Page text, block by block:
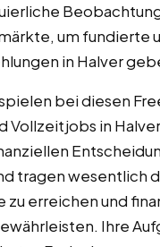
um fundierte
in Halver
bei diesen
Vollzeitjobs in
tragen wesentlich
zu erreichen und
Ihre